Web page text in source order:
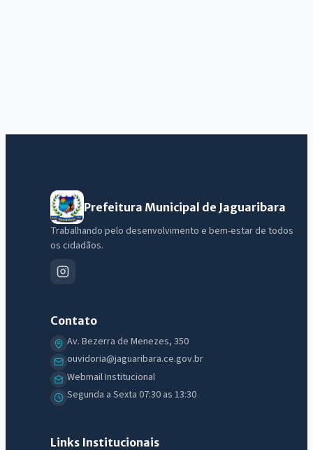
Prefeitura Municipal de Jaguaribara
Trabalhando pelo desenvolvimento e bem-estar de todos
os cidadãos.
Contato
Av. Bezerra de Menezes, 350
ouvidoria@jaguaribara.ce.gov.br
Webmail Institucional
Segunda a Sexta 07:30 as 13:30
Links Institucionais